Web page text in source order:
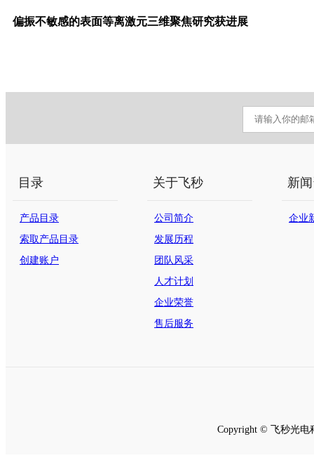
偏振不敏感的表面等离激元三维聚焦研究获进展
目录
产品目录
索取产品目录
创建账户
关于飞秒
公司简介
发展历程
团队风采
人才计划
企业荣誉
售后服务
新
企业
Copyright © 飞秒光电